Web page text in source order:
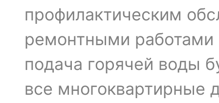
профилактическим
ремонтными
подача горячей воды
все многоквартирные